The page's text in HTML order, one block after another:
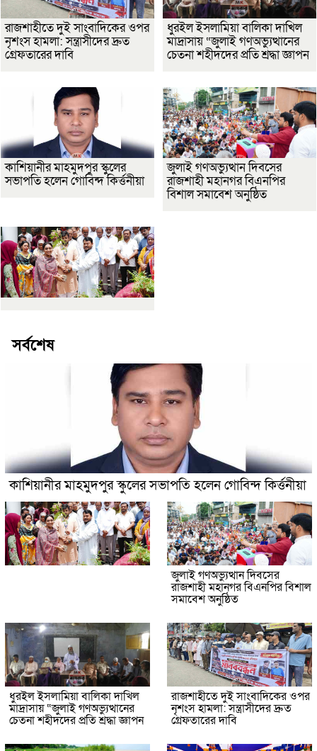
রাজশাহীতে দুই সাংবাদিকের ওপর
নৃশংস হামলা: সন্ত্রাসীদের দ্রুত
গ্রেফতারের দাবি
ধুরইল ইসলামিয়া বালিকা দাখিল
মাদ্রাসায় “জুলাই গণঅভ্যুত্থানের
চেতনা শহীদদের প্রতি শ্রদ্ধা জ্ঞাপন
কাশিয়ানীর মাহমুদপুর স্কুলের
সভাপতি হলেন গোবিন্দ কির্ত্তনীয়া
জুলাই গণঅভ্যুত্থান দিবসের
রাজশাহী মহানগর বিএনপির
বিশাল সমাবেশ অনুষ্ঠিত
সর্বশেষ
কাশিয়ানীর মাহমুদপুর স্কুলের সভাপতি হলেন গোবিন্দ কির্ত্তনীয়া
জুলাই গণঅভ্যুত্থান দিবসের
রাজশাহী মহানগর বিএনপির বিশাল
সমাবেশ অনুষ্ঠিত
ধুরইল ইসলামিয়া বালিকা দাখিল
মাদ্রাসায় “জুলাই গণঅভ্যুত্থানের
চেতনা শহীদদের প্রতি শ্রদ্ধা জ্ঞাপন
রাজশাহীতে দুই সাংবাদিকের ওপর
নৃশংস হামলা: সন্ত্রাসীদের দ্রুত
গ্রেফতারের দাবি